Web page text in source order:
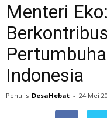
Menteri
Indonesia
Penulis DesaHebat - 24 Mei